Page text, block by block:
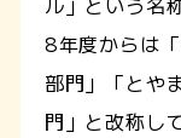
8年度からは
部門」「とや
門」と改称し